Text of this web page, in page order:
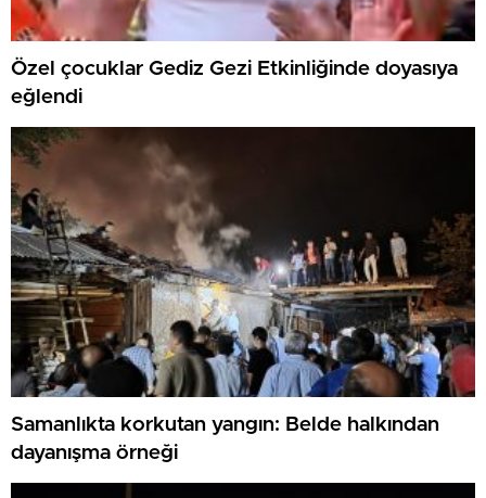
Özel çocuklar Gediz Gezi Etkinliğinde doyasıya
eğlendi
Samanlıkta korkutan yangın: Belde halkından
dayanışma örneği